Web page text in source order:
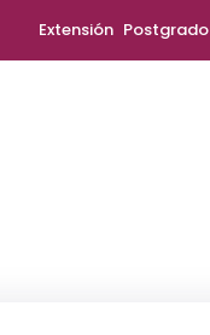
Extensión Postgrado